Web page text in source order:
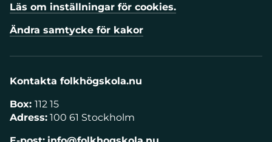
Läs om inställningar för cookies.
Ändra samtycke för kakor
Kontakta folkhögskola.nu
Box: 112 15
Adress: 100 61 Stockholm